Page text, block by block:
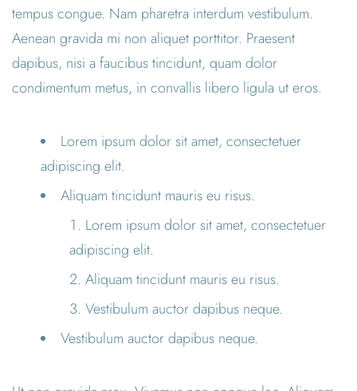
tempus congue. Nam pharetra interdum vestibulum.
Aenean gravida mi non aliquet porttitor. Praesent
dapibus, nisi a faucibus tincidunt, quam dolor
condimentum metus, in convallis libero ligula ut eros.
Lorem ipsum dolor sit amet, consectetuer
adipiscing elit.
Aliquam tincidunt mauris eu risus.
Lorem ipsum dolor sit amet, consectetuer
adipiscing elit.
Aliquam tincidunt mauris eu risus.
Vestibulum auctor dapibus neque.
Vestibulum auctor dapibus neque.